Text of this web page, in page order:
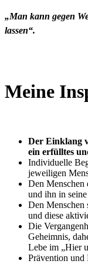
„Man kann gegen
lassen“.
Meine
Der Einklang
ein erfülltes
Individuelle
jeweiligen
Den Menschen
und ihn in
Den Menschen
und diese
Die
Geheimnis,
Lebe im „Hier
Prävention